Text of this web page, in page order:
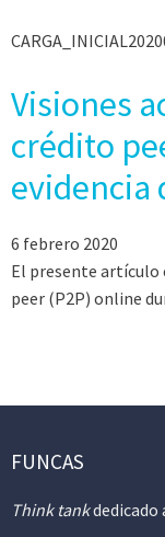
Visiones
crédito
evidencia
6 febrero 2020
El presente artículo
peer (P2P) online
FUNCAS
Think tankdedicado